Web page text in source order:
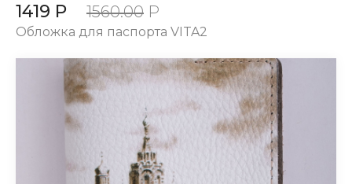
1419 Р 1560.00 Р
Обложка для паспорта VITA2